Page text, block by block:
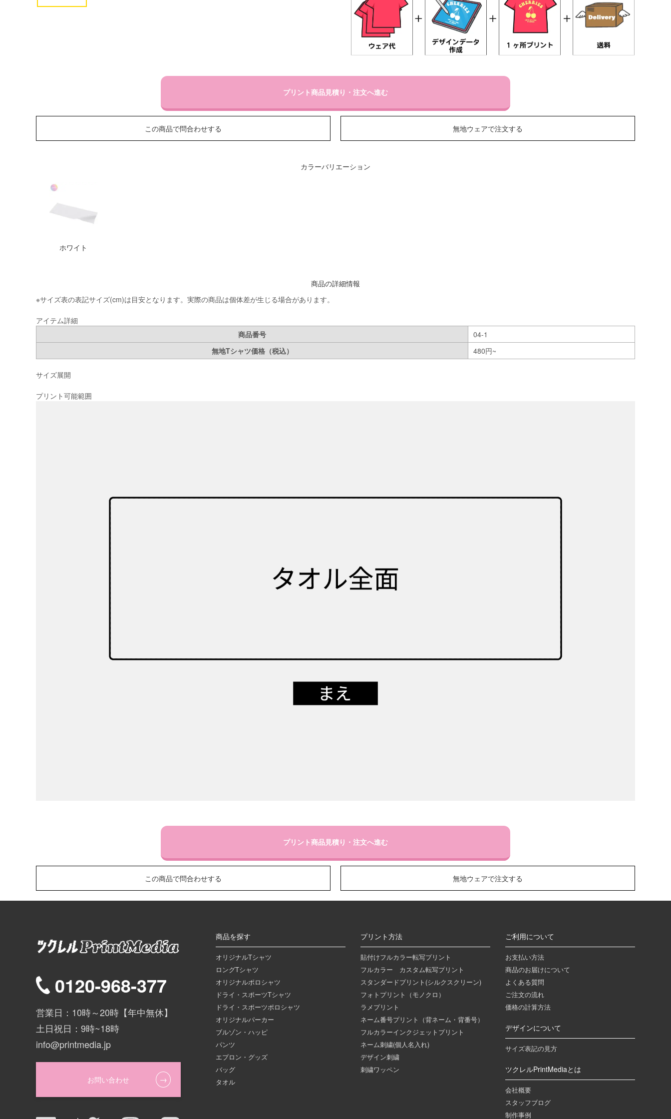
プリント商品見積り・注文へ進む
この商品で問合わせする 無地ウェアで注文する
カラーバリエーション
ホワイト
商品の詳細情報
※サイズ表の表記サイズ(cm)は目安となります。実際の商品は個体差が生じる場合があります。
アイテム詳細
商品番号
04-1
無地Tシャツ価格（税込）
480円~
サイズ展開
プリント可能範囲
プリント商品見積り・注文へ進む
この商品で問合わせする 無地ウェアで注文する
0120-968-377
営業日：10時～20時【年中無休】
土日祝日：9時~18時
info@printmedia.jp
お問い合わせ
商品を探す
オリジナルTシャツ
ロングTシャツ
オリジナルポロシャツ
ドライ・スポーツTシャツ
ドライ・スポーツポロシャツ
オリジナルパーカー
ブルゾン・ハッピ
パンツ
エプロン・グッズ
バッグ
タオル
プリント方法
貼付けフルカラー転写プリント
フルカラー カスタム転写プリント
スタンダードプリント(シルクスクリーン)
フォトプリント（モノクロ）
ラメプリント
ネーム番号プリント（背ネーム・背番号）
フルカラーインクジェットプリント
ネーム刺繍(個人名入れ)
デザイン刺繍
刺繍ワッペン
ご利用について
お支払い方法
商品のお届けについて
よくある質問
ご注文の流れ
価格の計算方法
デザインについて
サイズ表記の見方
ツクレルPrintMediaとは
会社概要
スタッフブログ
制作事例